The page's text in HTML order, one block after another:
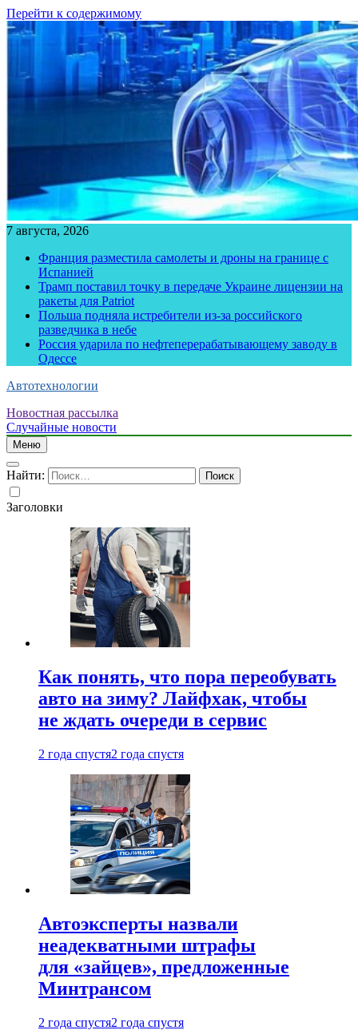
Перейти к содержимому
7 августа, 2026
Франция разместила самолеты и дроны на границе с
Испанией
Трамп поставил точку в передаче Украине лицензии на
ракеты для Patriot
Польша подняла истребители из-за российского
разведчика в небе
Россия ударила по нефтеперерабатывающему заводу в
Одессе
Автотехнологии
Новостная рассылка
Случайные новости
Меню
Найти:
Заголовки
Как понять, что пора переобувать
авто на зиму? Лайфхак, чтобы
не ждать очереди в сервис
2 года спустя2 года спустя
Автоэксперты назвали
неадекватными штрафы
для «зайцев», предложенные
Минтрансом
2 года спустя2 года спустя